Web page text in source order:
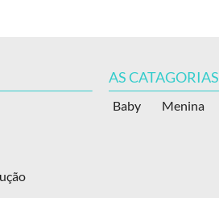
AS CATAGORIAS
Baby Menina